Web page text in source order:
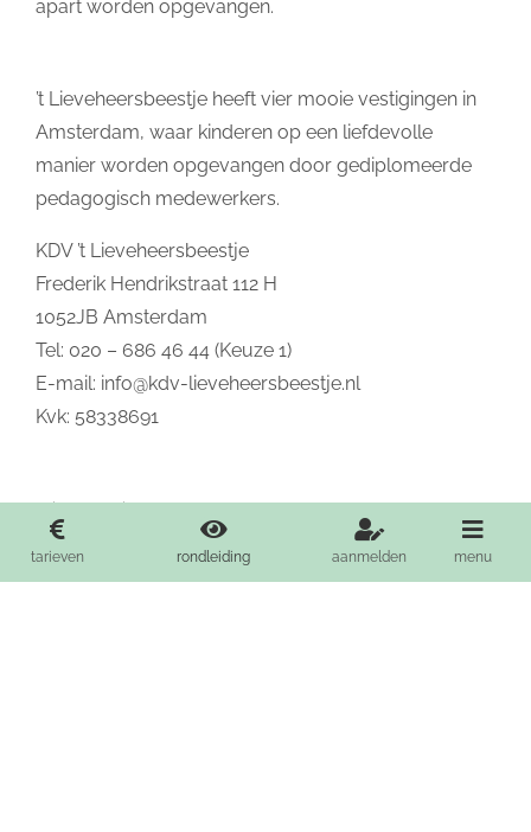
apart worden opgevangen.
’t Lieveheersbeestje heeft vier mooie vestigingen in
Amsterdam, waar kinderen op een liefdevolle
manier worden opgevangen door gediplomeerde
pedagogisch medewerkers.
KDV ’t Lieveheersbeestje
Frederik Hendrikstraat 112 H
1052JB Amsterdam
Tel: 020 – 686 46 44 (Keuze 1)
E-mail: info@kdv-lieveheersbeestje.nl
Kvk: 58338691
Privacy policy Algemene voorwaarden
tarieven rondleiding aanmelden menu